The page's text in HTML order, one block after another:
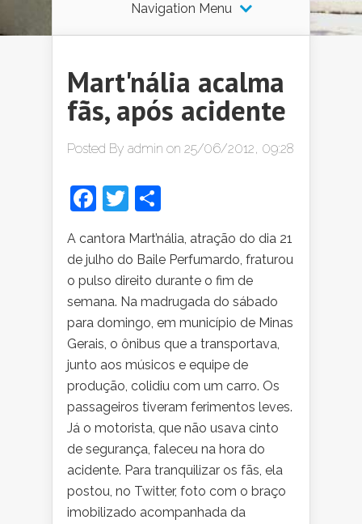
Navigation Menu
Mart'nália acalma
fãs, após acidente
Posted By admin on 25/06/2012, 09:28
Facebook
Twitter
A cantora Mart’nália, atração do dia 21
de julho do Baile Perfumardo, fraturou
o pulso direito durante o fim de
semana. Na madrugada do sábado
para domingo, em município de Minas
Gerais, o ônibus que a transportava,
junto aos músicos e equipe de
produção, colidiu com um carro. Os
passageiros tiveram ferimentos leves.
Já o motorista, que não usava cinto
de segurança, faleceu na hora do
acidente. Para tranquilizar os fãs, ela
postou, no Twitter, foto com o braço
imobilizado acompanhada da